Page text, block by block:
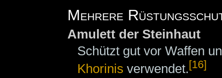
Mehrere
Amulett der Steinhaut
Schützt gut vor Waffen
Khorinis verwendet.[16]